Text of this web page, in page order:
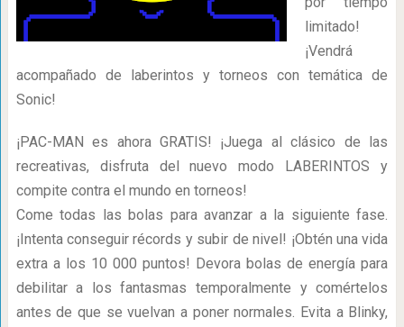
limitado!
¡Vendrá
acompañado de laberintos y torneos con temática de
Sonic!
¡PAC-MAN es ahora GRATIS! ¡Juega al clásico de las
recreativas, disfruta del nuevo modo LABERINTOS y
compite contra el mundo en torneos!
Come todas las bolas para avanzar a la siguiente fase.
¡Intenta conseguir récords y subir de nivel! ¡Obtén una vida
extra a los 10 000 puntos! Devora bolas de energía para
debilitar a los fantasmas temporalmente y comértelos
antes de que se vuelvan a poner normales. Evita a Blinky,